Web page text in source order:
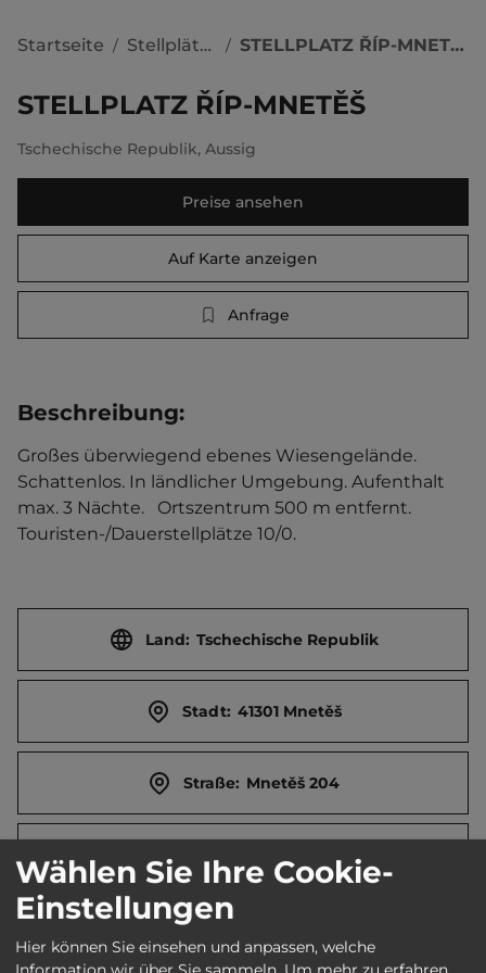
Startseite / Stellplätze / STELLPLATZ ŘÍP-MNETĚŠ
STELLPLATZ ŘÍP-MNETĚŠ
Tschechische Republik, Aussig
Preise ansehen
Auf Karte anzeigen
Anfrage
Beschreibung:
Großes überwiegend ebenes Wiesengelände.
Schattenlos. In ländlicher Umgebung. Aufenthalt
max. 3 Nächte.   Ortszentrum 500 m entfernt.
Touristen-/Dauerstellplätze 10/0.
Land: Tschechische Republik
Stadt: 41301 Mnetěš
Straße: Mnetěš 204
Telefon:
Wählen Sie Ihre Cookie-
Einstellungen
Hier können Sie einsehen und anpassen, welche